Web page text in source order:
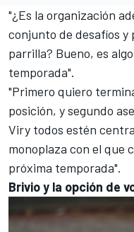
"¿Es la organización
conjunto de desafíos y
parrilla? Bueno, es
temporada".
"Primero quiero
posición, y segundo
Viry todos estén
monoplaza con el que
próxima temporada".
Brivio y la opción de